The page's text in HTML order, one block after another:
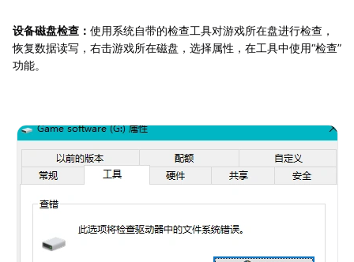
设备磁盘检查： 使用系统自带的检查工具对游戏所在盘进行检查，
恢复数据读写，右击游戏所在磁盘，选择属性，在工具中使用“检查”
功能。